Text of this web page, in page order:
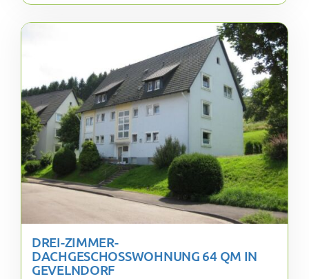
DREI-ZIMMER-
DACHGESCHOSSWOHNUNG 64 QM IN
GEVELNDORF